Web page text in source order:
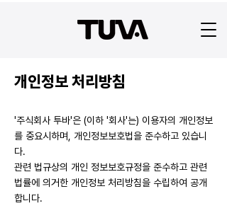
개인정보 처리방침
'주식회사 투바'은 (이하 '회사'는) 이용자의 개인정보
를 중요시하며, 개인정보보호법을 준수하고 있습니
다.
관련 법규상의 개인 정보보호규정을 준수하고 관련
법률에 의거한 개인정보 처리방침을 수립하여 공개
합니다.